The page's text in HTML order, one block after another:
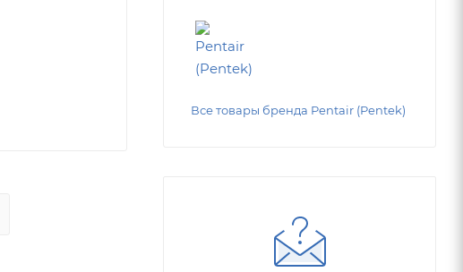
Все товары бренда Pentair (Pentek)